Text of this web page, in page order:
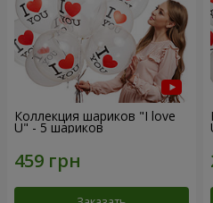
Коллекция шариков "I love
U" - 5 шариков